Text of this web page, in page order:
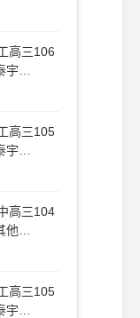
高三106
宇
高三105
宇
高三104
他
高三105
宇